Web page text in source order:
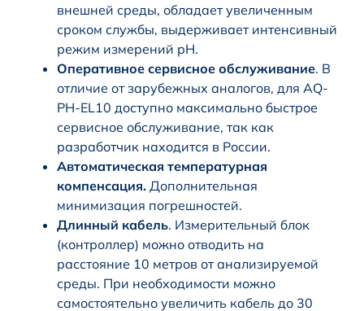
внешней среды, обладает увеличенным
сроком службы, выдерживает интенсивный
режим измерений рН.
Оперативное сервисное обслуживание. В
отличие от зарубежных аналогов, для AQ-
PH-EL10 доступно максимально быстрое
сервисное обслуживание, так как
разработчик находится в России.
Автоматическая температурная
компенсация. Дополнительная
минимизация погрешностей.
Длинный кабель. Измерительный блок
(контроллер) можно отводить на
расстояние 10 метров от анализируемой
среды. При необходимости можно
самостоятельно увеличить кабель до 30